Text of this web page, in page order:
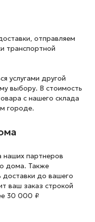
отправляем
транспортной
услугами другой
выбору. В стоимость
с нашего склада
городе.
наших партнеров
дома. Также
доставки до вашего
ваш заказ строкой
30 000 ₽